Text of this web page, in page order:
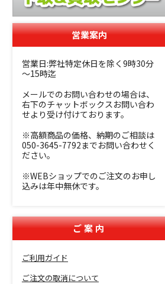
営業案内
営業日:弊社特定休日を除く9時30分
～15時迄
メールでのお問い合わせの場合は、
右下のチャットボックスお問い合わ
せより受け付けております。
※高額商品の価格、納期のご相談は
050-3645-7792までお問い合わせく
ださい。
※WEBショップでのご注文のお申し
込みは年中無休です。
ご案内
ご利用ガイド
ご注文の取消について